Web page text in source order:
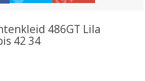
486GT Lila
42 34